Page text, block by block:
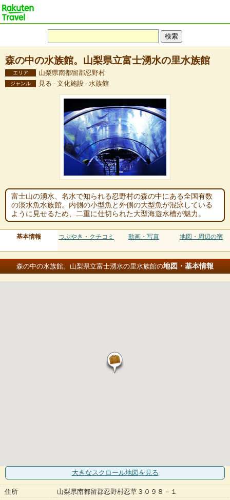
森の中の水族館。山梨県立富士湧水の里水族館
エリア 山梨県南都留郡忍野村
ジャンル 見る - 文化施設 - 水族館
富士山の湧水、名水で知られる忍野村の森の中にある全国有数
の淡水魚水族館。内側の小型魚と外側の大型魚が混泳している
ように見せるため、二重に仕切られた大型海遊水槽が魅力。
基本情報 つぶやき・クチコミ 動画・写真 地図・周辺の宿
森の中の水族館。山梨県立富士湧水の里水族館の地図・基本情報
大きなスクロール地図 を見る
住所
山梨県南都留郡忍野村忍草３０９８－１